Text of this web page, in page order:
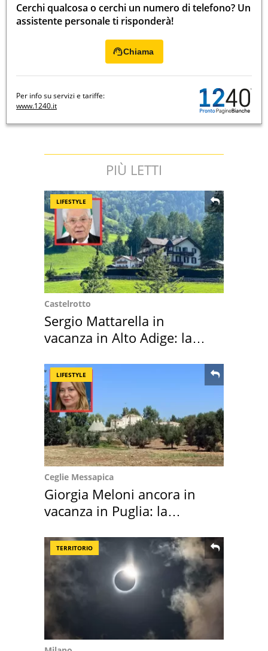
Cerchi qualcosa o cerchi un numero di telefono? Un
assistente personale ti risponderà!
Chiama
Per info su servizi e tariffe:
www.1240.it
PIÙ LETTI
LIFESTYLE
Castelrotto
Sergio Mattarella in
vacanza in Alto Adige: la
LIFESTYLE
Ceglie Messapica
Giorgia Meloni ancora in
vacanza in Puglia: la
TERRITORIO